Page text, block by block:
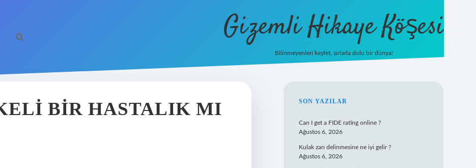
Gizemli Hikaye Köşesi
Bilinmeyenleri keşfet, sırlarla dolu bir dünya!
BIR HASTALIK MI
SIDEBAR
SON YAZILAR
Can I get a FIDE rating online ?
Ağustos 6, 2026
Kulak zarı delinmesine ne iyi gelir ?
Ağustos 6, 2026